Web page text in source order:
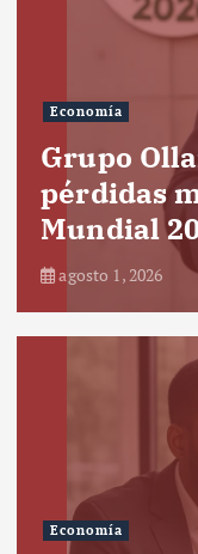
Economía
Grupo
pérdidas
Mundial
agosto 1, 2026
Economía